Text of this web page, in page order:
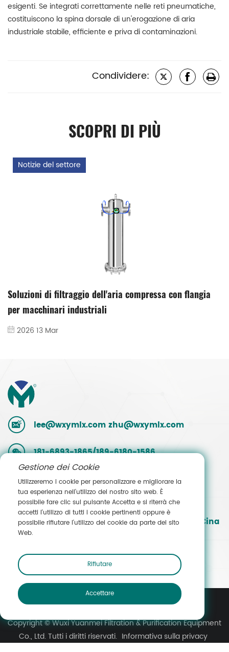
esigenti. Se integrati correttamente nelle reti pneumatiche,
costituiscono la spina dorsale di un'erogazione di aria
industriale stabile, efficiente e priva di contaminazioni.
Condividere:
SCOPRI DI PIÙ
Notizie del settore
Soluzioni di filtraggio dell'aria compressa con flangia
per macchinari industriali
2026 13 Mar
lee@wxymlx.com zhu@wxymlx.com
181-6893-1865/189-6180-1586
0086-510-85581586
N. 9, Mengcun Road, parco industriale di
Hudai, distretto di Binhu, Wuxi, Jiangsu, Cina
Contatta le vendite
Copyright © Wuxi Yuanmei Filtration & Purification Equipment
Co., Ltd. Tutti i diritti riservati. Informativa sulla privacy
Gestione dei Cookie
Utilizzeremo i cookie per personalizzare e migliorare la
tua esperienza nell'utilizzo del nostro sito web. È
possibile fare clic sul pulsante Accetta e si riterrà che
accetti l'utilizzo di tutti i cookie pertinenti oppure è
possibile rifiutare l'utilizzo dei cookie da parte del sito
Web.
Rifiutare
Accettare